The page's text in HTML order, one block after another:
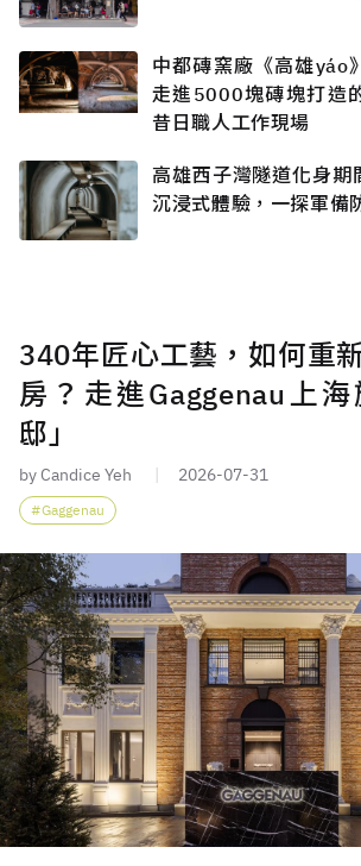
中都磚窯廠《高雄yáo
走進5000塊磚塊打造
昔日職人工作現場
高雄西子灣隧道化身期
沉浸式體驗，一探軍備
340年匠心工藝，如何重
房？走進Gaggenau上
邸」
by Candice Yeh 2026-07-31
Gaggenau